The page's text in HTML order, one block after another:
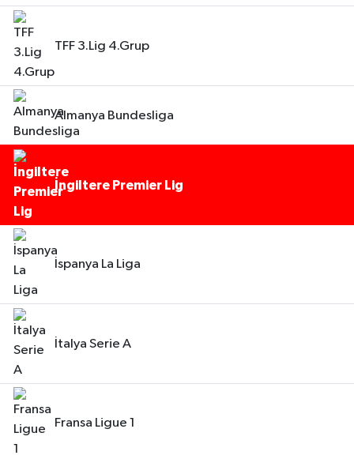
TFF 3.Lig 4.Grup
Almanya Bundesliga
İngiltere Premier Lig
İspanya La Liga
İtalya Serie A
Fransa Ligue 1